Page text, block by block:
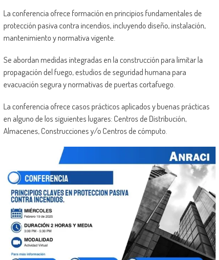
La conferencia ofrece formación en principios fundamentales de
protección pasiva contra incendios, incluyendo diseño, instalación,
mantenimiento y normativa vigente.
Se abordan medidas integradas en la construcción para limitar la
propagación del fuego, estudios de seguridad humana para
evacuación segura y normativas de puertas cortafuego.
La conferencia ofrece casos prácticos aplicados y buenas prácticas
en alguno de los siguientes lugares: Centros de Distribución,
Almacenes, Construcciones y/o Centros de cómputo.